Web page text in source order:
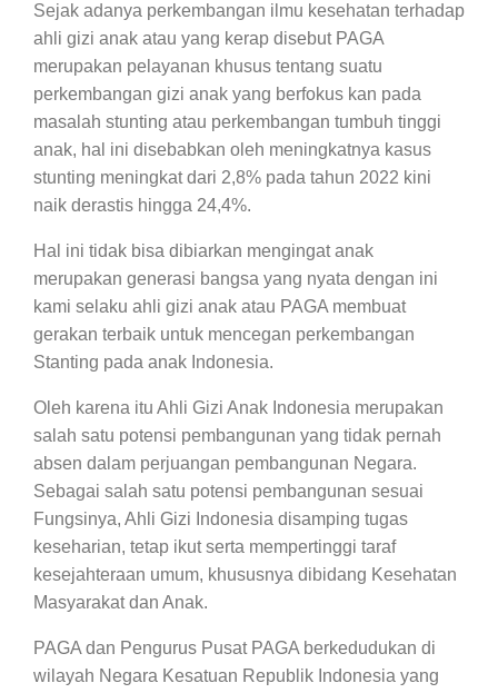
Sejak adanya perkembangan ilmu kesehatan terhadap
ahli gizi anak atau yang kerap disebut PAGA
merupakan pelayanan khusus tentang suatu
perkembangan gizi anak yang berfokus kan pada
masalah stunting atau perkembangan tumbuh tinggi
anak, hal ini disebabkan oleh meningkatnya kasus
stunting meningkat dari 2,8% pada tahun 2022 kini
naik derastis hingga 24,4%.
Hal ini tidak bisa dibiarkan mengingat anak
merupakan generasi bangsa yang nyata dengan ini
kami selaku ahli gizi anak atau PAGA membuat
gerakan terbaik untuk mencegan perkembangan
Stanting pada anak Indonesia.
Oleh karena itu Ahli Gizi Anak Indonesia merupakan
salah satu potensi pembangunan yang tidak pernah
absen dalam perjuangan pembangunan Negara.
Sebagai salah satu potensi pembangunan sesuai
Fungsinya, Ahli Gizi Indonesia disamping tugas
keseharian, tetap ikut serta mempertinggi taraf
kesejahteraan umum, khususnya dibidang Kesehatan
Masyarakat dan Anak.
PAGA dan Pengurus Pusat PAGA berkedudukan di
wilayah Negara Kesatuan Republik Indonesia yang